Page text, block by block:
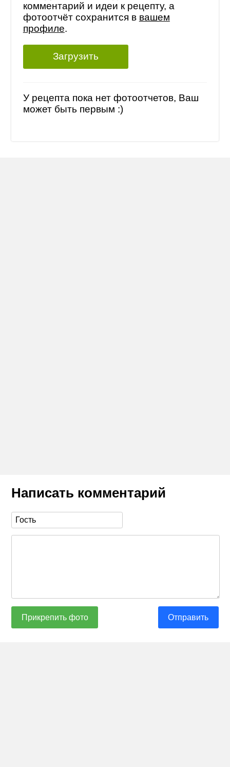
комментарий и идеи к рецепту, а
фотоотчёт сохранится в вашем
профиле.
Загрузить
У рецепта пока нет фотоотчетов, Ваш
может быть первым :)
Написать комментарий
Прикрепить фото Отправить